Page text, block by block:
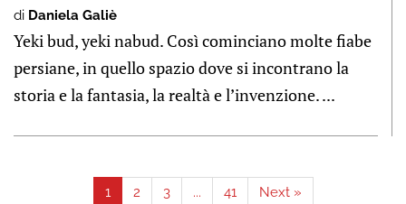
di Daniela Galiè
Yeki bud, yeki nabud. Così cominciano molte fiabe
persiane, in quello spazio dove si incontrano la
storia e la fantasia, la realtà e l’invenzione. ...
1 2 3 ... 41 Next »